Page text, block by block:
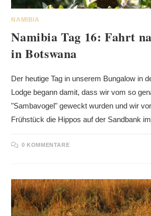
NAMIBIA
Namibia Tag 16: Fahrt
in Botswana
Der heutige Tag in unserem Bungalow in
Lodge begann damit, dass wir vom so
"Sambavogel" geweckt wurden und wir
Frühstück die Hippos auf der Sandbank
0 KOMMENTARE